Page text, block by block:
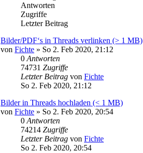
Antworten
Zugriffe
Letzter Beitrag
Bilder/PDF‘s in Threads verlinken (> 1 MB)
von Fichte » So 2. Feb 2020, 21:12
0Antworten
74731 Zugriffe
Letzter Beitrag von Fichte
So 2. Feb 2020, 21:12
Bilder in Threads hochladen (< 1 MB)
von Fichte » So 2. Feb 2020, 20:54
0Antworten
74214 Zugriffe
Letzter Beitrag von Fichte
So 2. Feb 2020, 20:54